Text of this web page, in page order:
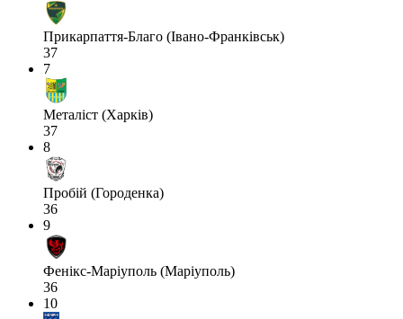
Прикарпаття-Благо (Івано-Франківськ)
37
7
Металіст (Харків)
37
8
Пробій (Городенка)
36
9
Фенікс-Маріуполь (Маріуполь)
36
10